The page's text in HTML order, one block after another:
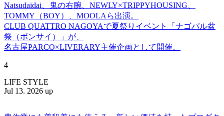
Natsudaidai、鬼の右腕、NEWLY×TRIPPYHOUSING、
TOMMY（BOY）、MOOLAら出演。
CLUB QUATTRO NAGOYAで夏祭りイベント「ナゴパル盆
祭（ボンサイ）」が、
名古屋PARCO×LIVERARY主催企画として開催。
4
LIFE STYLE
Jul 13. 2026 up